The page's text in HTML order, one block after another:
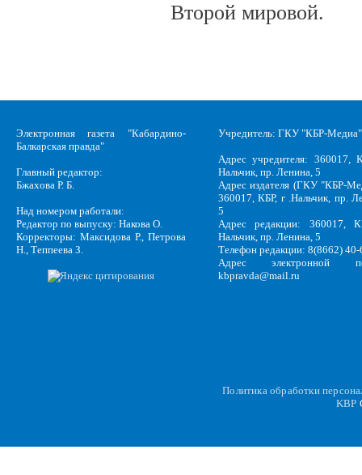
Второй мировой.
Электронная газета "Кабардино-
Балкарская правда"
Главный редактор:
Бжахова Р. Б.
Над номером работали:
Редактор по выпуску: Накова О.
Корректоры: Максидова Р., Петрова
Н., Теппеева З.
Учредитель: ГКУ "КБР-Медиа"
Адрес учредителя: 360017,
Нальчик, пр. Ленина, 5
Адрес издателя (ГКУ "КБР-
360017, КБР, г .Нальчик, пр.
5
Адрес редакции: 360017,
Нальчик, пр. Ленина, 5
Телефон редакции: 8(8662)
Адрес электронной
kbpravda@mail.ru
Политика обработки
KBP